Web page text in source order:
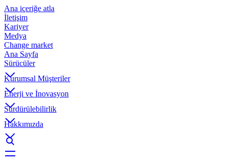
Ana içeriğe atla
İletişim
Kariyer
Medya
Change market
Ana Sayfa
Sürücüler
Kurumsal Müşteriler
Enerji ve İnovasyon
Sürdürülebilirlik
Hakkımızda